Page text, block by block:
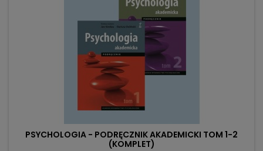
PSYCHOLOGIA - PODRĘCZNIK AKADEMICKI TOM 1-2
(KOMPLET)